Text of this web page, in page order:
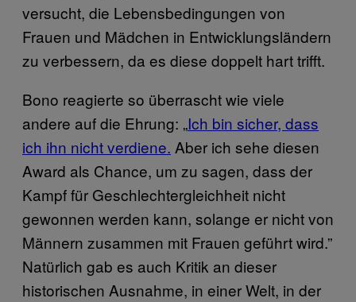
versucht, die Lebensbedingungen von
Frauen und Mädchen in Entwicklungsländern
zu verbessern, da es diese doppelt hart trifft.
Bono reagierte so überrascht wie viele
andere auf die Ehrung: „Ich bin sicher, dass
ich ihn nicht verdiene. ​ Aber ich sehe diesen
Award als Chance, um zu sagen, dass der
Kampf für Geschlechtergleichheit nicht
gewonnen werden kann, solange er nicht von
Männern zusammen mit Frauen geführt wird.”
Natürlich gab es auch Kritik an dieser
historischen Ausnahme, in einer Welt, in der